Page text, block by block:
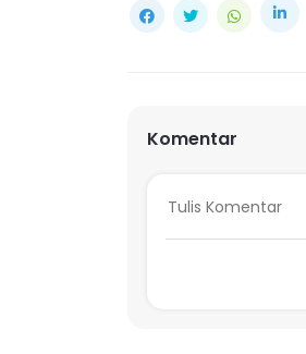
Komentar